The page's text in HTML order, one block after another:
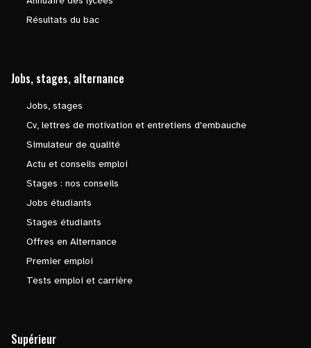
Résultats du bac
Jobs, stages, alternance
Jobs, stages
Cv, lettres de motivation et entretiens d'embauche
Simulateur de qualité
Actu et conseils emploi
Stages : nos conseils
Jobs étudiants
Stages étudiants
Offres en Alternance
Premier emploi
Tests emploi et carrière
Supérieur